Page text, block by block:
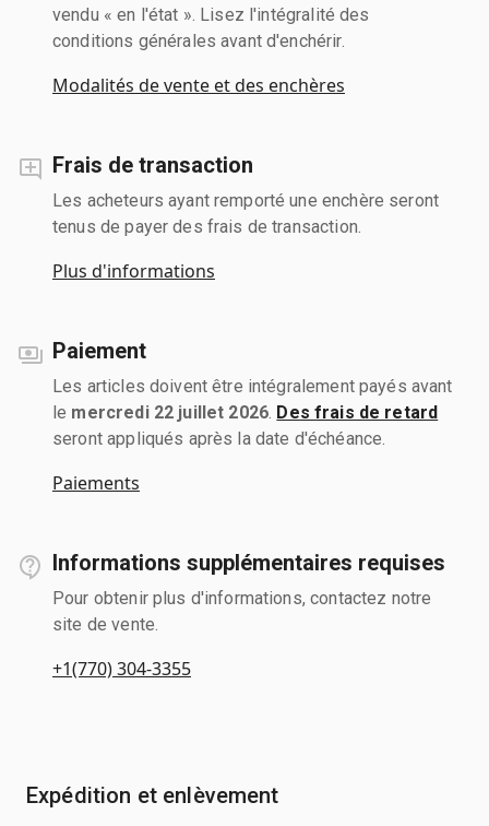
vendu « en l'état ». Lisez l'intégralité des
conditions générales avant d'enchérir.
Modalités de vente et des enchères
Frais de transaction
Les acheteurs ayant remporté une enchère seront
tenus de payer des frais de transaction.
Plus d'informations
Paiement
Les articles doivent être intégralement payés avant
le mercredi 22 juillet 2026 Des frais de retard
seront appliqués après la date d'échéance.
Paiements
Informations supplémentaires requises
Pour obtenir plus d'informations, contactez notre
site de vente.
+1(770) 304-3355
Expédition et enlèvement